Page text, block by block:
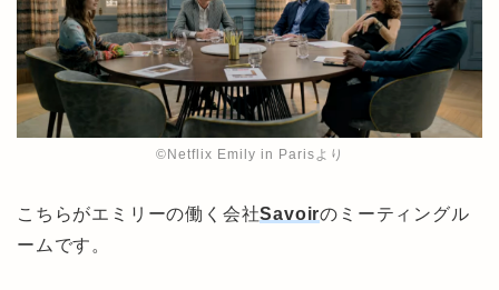
©︎Netflix Emily in Parisより
こちらがエミリーの働く会社Savoirのミーティングル
ームです。